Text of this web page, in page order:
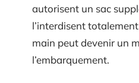
autorisent un sac
l’interdisent
main peut devenir un
l’embarquement.